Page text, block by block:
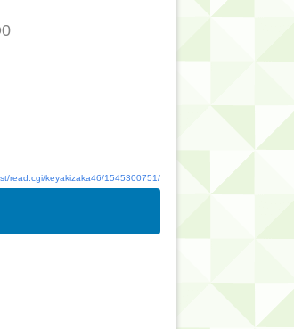
read.cgi/keyakizaka46/1545300751/